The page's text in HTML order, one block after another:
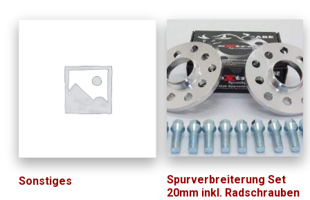
Sonstiges
Spurverbreiterung Set
20mm inkl. Radschrauben